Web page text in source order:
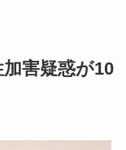
害疑惑が10